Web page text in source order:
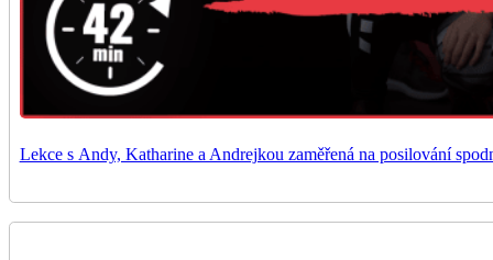
Lekce s Andy, Katharine a Andrejkou zaměřená na posilování